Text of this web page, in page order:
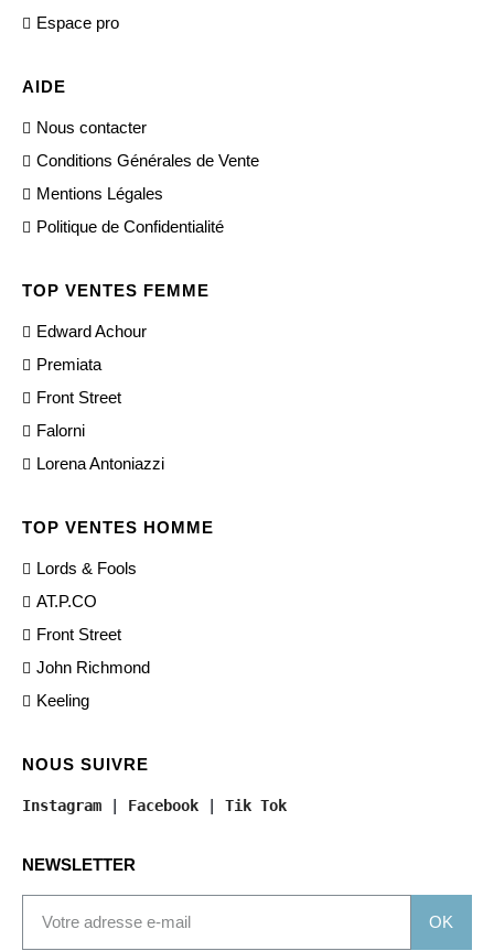
Espace pro
AIDE
Nous contacter
Conditions Générales de Vente
Mentions Légales
Politique de Confidentialité
TOP VENTES FEMME
Edward Achour
Premiata
Front Street
Falorni
Lorena Antoniazzi
TOP VENTES HOMME
Lords & Fools
AT.P.CO
Front Street
John Richmond
Keeling
NOUS SUIVRE
Instagram | Facebook | Tik Tok
NEWSLETTER
OK